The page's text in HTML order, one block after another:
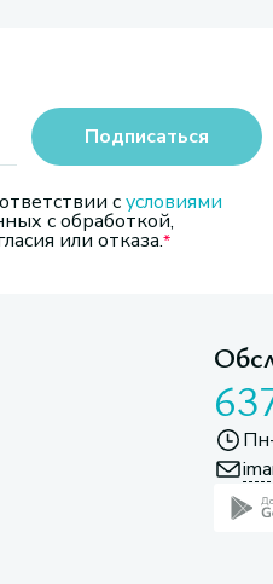
сусловиями
с обработкой,
или отказа.
Подписаться